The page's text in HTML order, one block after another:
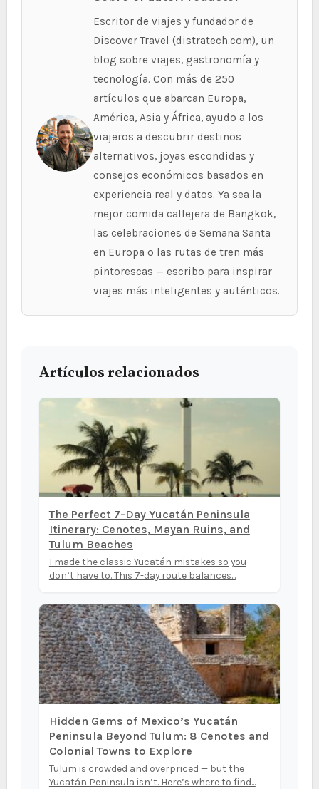
Escritor de viajes y fundador de
Discover Travel (distratech.com), un
blog sobre viajes, gastronomía y
tecnología. Con más de 250
artículos que abarcan Europa,
América, Asia y África, ayudo a los
viajeros a descubrir destinos
alternativos, joyas escondidas y
consejos económicos basados en
experiencia real y datos. Ya sea la
mejor comida callejera de Bangkok,
las celebraciones de Semana Santa
en Europa o las rutas de tren más
pintorescas — escribo para inspirar
viajes más inteligentes y auténticos.
Artículos relacionados
The Perfect 7-Day Yucatán Peninsula
Itinerary: Cenotes, Mayan Ruins, and
Tulum Beaches
I made the classic Yucatán mistakes so you
don’t have to. This 7-day route balances...
Hidden Gems of Mexico’s Yucatán
Peninsula Beyond Tulum: 8 Cenotes and
Colonial Towns to Explore
Tulum is crowded and overpriced — but the
Yucatán Peninsula isn’t. Here’s where to find...